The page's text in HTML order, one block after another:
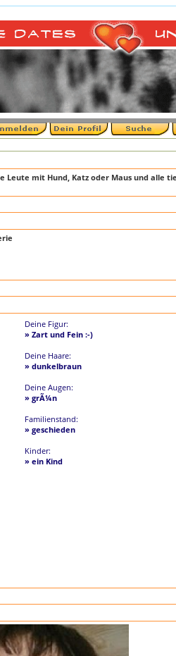
Leute mit Hund, Katz oder Maus und alle
Deine Figur:
» Zart und Fein :-)
Deine Haare:
» dunkelbraun
Deine Augen:
» grÃ¼n
Familienstand:
» geschieden
Kinder:
» ein Kind